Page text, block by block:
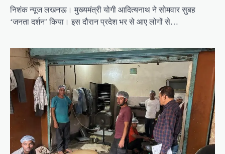
निशंक न्यूज लखनऊ। मुख्यमंत्री योगी आदित्यनाथ ने सोमवार सुबह
‘जनता दर्शन’ किया। इस दौरान प्रदेश भर से आए लोगों से…